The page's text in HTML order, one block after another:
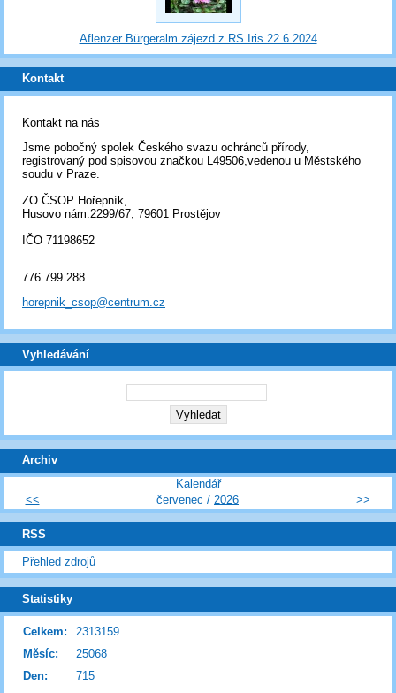
Aflenzer Bürgeralm zájezd z RS Iris 22.6.2024
Kontakt
Kontakt na nás
Jsme pobočný spolek Českého svazu ochránců přírody,
registrovaný pod spisovou značkou L49506,vedenou u Městského
soudu v Praze.
ZO ČSOP Hořepník,
Husovo nám.2299/67, 79601 Prostějov
IČO 71198652
776 799 288
horepnik_csop@centrum.cz
Vyhledávání
Archiv
Kalendář
<<
červenec / 2026 >>
RSS
Přehled zdrojů
Statistiky
Celkem:
2313159
Měsíc:
25068
Den:
715